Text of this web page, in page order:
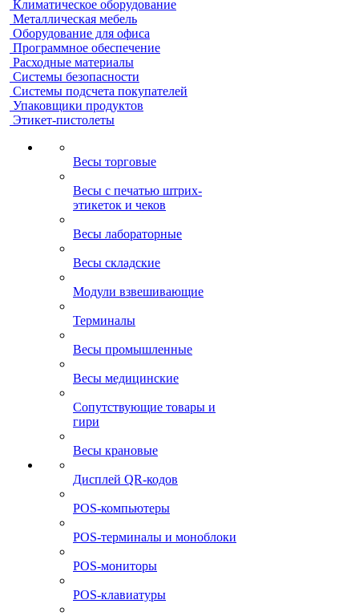
Климатическое оборудование
Металлическая мебель
Оборудование для офиса
Программное обеспечение
Расходные материалы
Системы безопасности
Системы подсчета покупателей
Упаковщики продуктов
Этикет-пистолеты
Весы торговые
Весы с печатью штрих-
этикеток и чеков
Весы лабораторные
Весы складские
Модули взвешивающие
Терминалы
Весы промышленные
Весы медицинские
Сопутствующие товары и
гири
Весы крановые
Дисплей QR-кодов
POS-компьютеры
POS-терминалы и моноблоки
POS-мониторы
POS-клавиатуры